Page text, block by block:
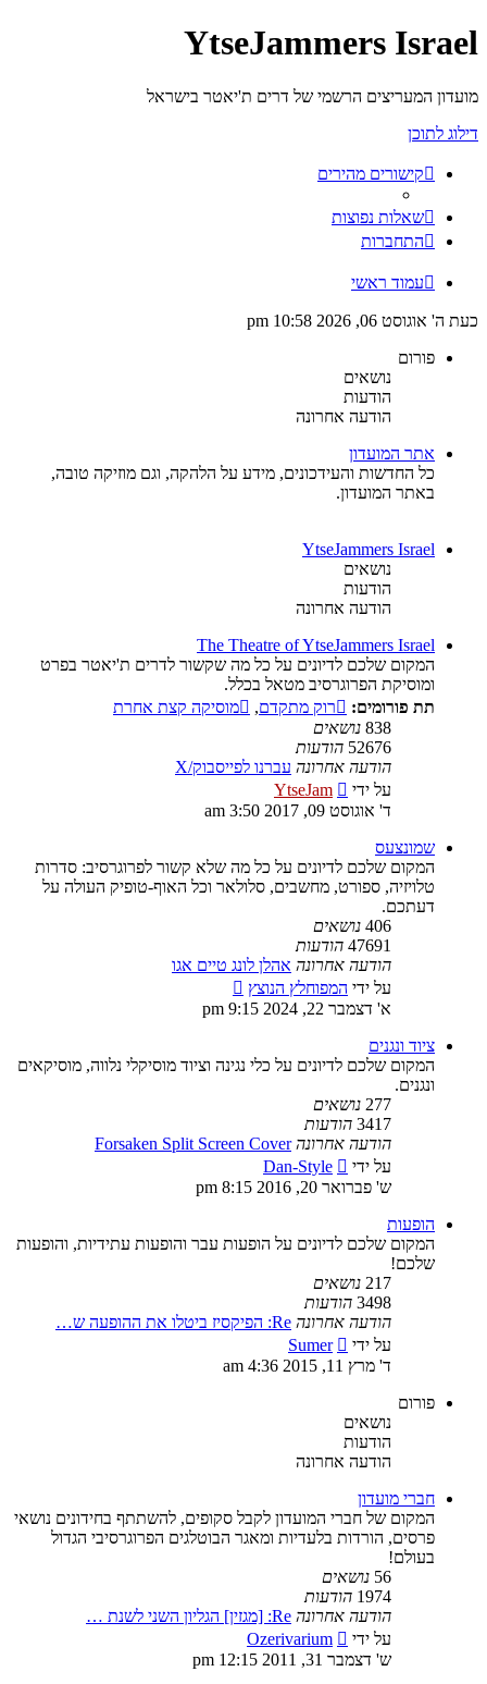
YtseJammers Israel
מועדון המעריצים הרשמי של דרים ת'יאטר בישראל
דילוג לתוכן
קישורים מהירים
שאלות נפוצות
התחברות
עמוד ראשי
כעת ה' אוגוסט 06, 2026 10:58 pm
פורום
נושאים
הודעות
הודעה אחרונה
אתר המועדון
כל החדשות והעידכונים, מידע על הלהקה, וגם מוזיקה טובה,
באתר המועדון.
YtseJammers Israel
נושאים
הודעות
הודעה אחרונה
The Theatre of YtseJammers Israel
המקום שלכם לדיונים על כל מה שקשור לדרים ת'יאטר בפרט
ומוסיקת הפרוגרסיב מטאל בכלל.
תת פורומים:
רוק מתקדם,
מוסיקה קצת אחרת
838 נושאים
52676 הודעות
הודעה אחרונה עברנו לפייסבוק/X
על ידי
YtseJamצפה
בהודעה
ד' אוגוסט 09, 2017 3:50 am
שמונצעס
המקום שלכם לדיונים על כל מה שלא קשור לפרוגרסיב: סדרות
טלויזיה, ספורט, מחשבים, סלולאר וכל האוף-טופיק העולה על
דעתכם.
406 נושאים
47691 הודעות
הודעה אחרונה אהלן לונג טיים אגו
על ידי המפוחלץ הנוצץ
בהודעה
האחרונה
א' דצמבר 22, 2024 9:15 pm
ציוד ונגנים
המקום שלכם לדיונים על כלי נגינה וציוד מוסיקלי נלווה, מוסיקאים
ונגנים.
277 נושאים
3417 הודעות
הודעה אחרונה Forsaken Split Screen Cover
על ידי
Dan-Styleצפה
בהודעה
ש' פברואר 20, 2016 8:15 pm
הופעות
המקום שלכם לדיונים על הופעות עבר והופעות עתידיות, והופעות
שלכם!
217 נושאים
3498 הודעות
הודעה אחרונה Re: הפיקסיז ביטלו את ההופעה ש…
על ידי
Sumer
בהודעה
ד' מרץ 11, 2015 4:36 am
פורום
נושאים
הודעות
הודעה אחרונה
חברי מועדון
המקום של חברי המועדון לקבל סקופים, להשתתף בחידונים נושאי
פרסים, הורדות בלעדיות ומאגר הבוטלגים הפרוגרסיבי הגדול
בעולם!
56 נושאים
1974 הודעות
הודעה אחרונה Re: [מגזין] הגליון השני לשנת …
על ידי
Ozerivariumצפה
בהודעה
האחרונה
ש' דצמבר 31, 2011 12:15 pm